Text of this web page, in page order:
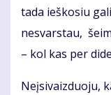
tada ieškosiu
nesvarstau,
– kol kas per
Neįsivaizduoju,